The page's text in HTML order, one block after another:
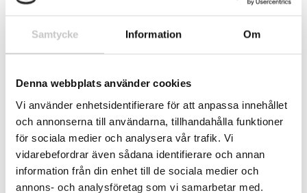
Samtycke Information Om
Denna webbplats använder cookies
Vi använder enhetsidentifierare för att anpassa innehållet
och annonserna till användarna, tillhandahålla funktioner
för sociala medier och analysera vår trafik. Vi
vidarebefordrar även sådana identifierare och annan
information från din enhet till de sociala medier och
annons- och analysföretag som vi samarbetar med.
Maxbredd
Armlängder
från 1,50 till 3,50 m.
Kan seriekopplas
upp till 2 enheter